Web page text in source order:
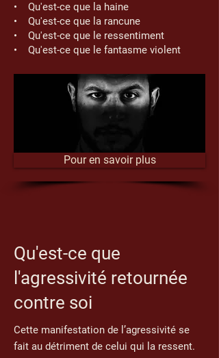
• Qu'est-ce que la haine
• Qu'est-ce que la rancune
• Qu'est-ce que le ressentiment
• Qu'est-ce que le fantasme violent
Pour en savoir plus
Qu'est-ce que
l'agressivité retournée
contre soi
Cette manifestation de l’agressivité se
fait au détriment de celui qui la ressent.